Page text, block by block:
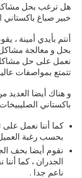
هل ترغب بحل
خبير صباغ باكستاني
أنتم بأيدي أمينة ،
بحل و معالجة مشاكل
نعمل على حل مشاكل
تتمتع بمواصفات
و هناك أيضا العديد
باكستاني
كما أننا نعمل
بحسب رغبة
نقوم أيضا بحف
الجدران ، كما
ناعم جدا .